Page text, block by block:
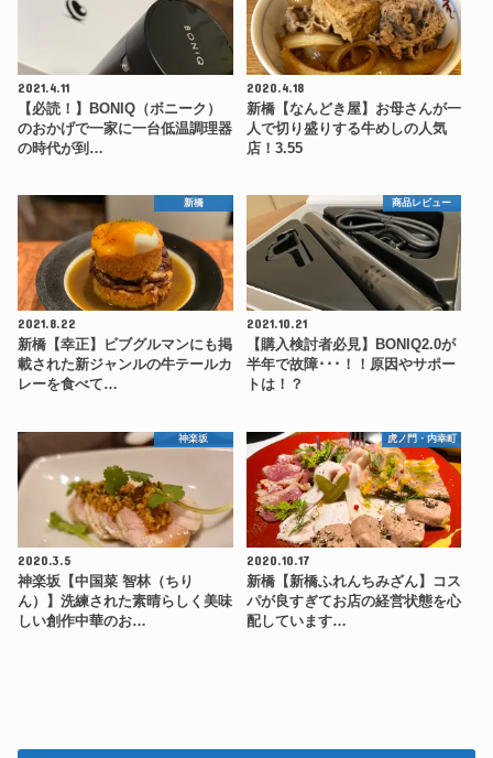
2021.4.11
【必読！】BONIQ（ボニーク）
のおかげで一家に一台低温調理器
の時代が到…
2020.4.18
新橋【なんどき屋】お母さんが一
人で切り盛りする牛めしの人気
店！3.55
新橋
2021.8.22
新橋【幸正】ビブグルマンにも掲
載された新ジャンルの牛テールカ
レーを食べて…
商品レビュー
2021.10.21
【購入検討者必見】BONIQ2.0が
半年で故障･･･！！原因やサポー
トは！？
神楽坂
2020.3.5
神楽坂【中国菜 智林（ちり
ん）】洗練された素晴らしく美味
しい創作中華のお…
虎ノ門・内幸町
2020.10.17
新橋【新橋ふれんちみざん】コス
パが良すぎてお店の経営状態を心
配しています…